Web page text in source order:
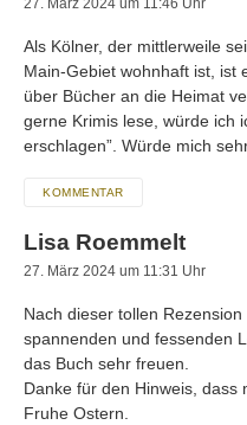
Als Kölner, der mittlerweile
Main-Gebiet wohnhaft ist, ist
über Bücher an die Heimat
gerne Krimis lese, würde ich
erschlagen”. Würde mich
KOMMENTAR
Lisa Roemmelt
27. März 2024 um 11:31 Uhr
Nach dieser tollen
spannenden und fessenden
das Buch sehr freuen.
Danke für den Hinweis, dass
Fruhe Ostern.